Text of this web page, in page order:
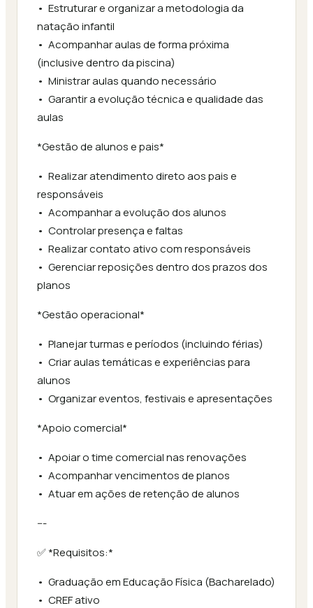
•⁠ ⁠Estruturar e organizar a metodologia da
natação infantil
•⁠ ⁠Acompanhar aulas de forma próxima
(inclusive dentro da piscina)
•⁠ ⁠Ministrar aulas quando necessário
•⁠ ⁠Garantir a evolução técnica e qualidade das
aulas
*Gestão de alunos e pais*
•⁠ ⁠Realizar atendimento direto aos pais e
responsáveis
•⁠ ⁠Acompanhar a evolução dos alunos
•⁠ ⁠Controlar presença e faltas
•⁠ ⁠Realizar contato ativo com responsáveis
•⁠ ⁠Gerenciar reposições dentro dos prazos dos
planos
*Gestão operacional*
•⁠ ⁠Planejar turmas e períodos (incluindo férias)
•⁠ ⁠Criar aulas temáticas e experiências para
alunos
•⁠ ⁠Organizar eventos, festivais e apresentações
*Apoio comercial*
•⁠ ⁠Apoiar o time comercial nas renovações
•⁠ ⁠Acompanhar vencimentos de planos
•⁠ ⁠Atuar em ações de retenção de alunos
---
✅ *Requisitos:*
•⁠ ⁠Graduação em Educação Física (Bacharelado)
•⁠ ⁠CREF ativo